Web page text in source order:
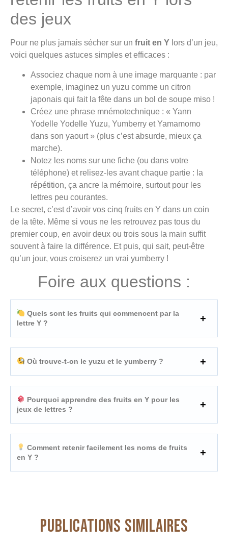
des jeux
Pour ne plus jamais sécher sur un fruit en Y lors d’un jeu,
voici quelques astuces simples et efficaces :
Associez chaque nom à une image marquante : par
exemple, imaginez un yuzu comme un citron
japonais qui fait la fête dans un bol de soupe miso !
Créez une phrase mnémotechnique : « Yann
Yodelle Yodelle Yuzu, Yumberry et Yamamomo
dans son yaourt » (plus c’est absurde, mieux ça
marche).
Notez les noms sur une fiche (ou dans votre
téléphone) et relisez-les avant chaque partie : la
répétition, ça ancre la mémoire, surtout pour les
lettres peu courantes.
Le secret, c’est d’avoir vos cinq fruits en Y dans un coin
de la tête. Même si vous ne les retrouvez pas tous du
premier coup, en avoir deux ou trois sous la main suffit
souvent à faire la différence. Et puis, qui sait, peut-être
qu’un jour, vous croiserez un vrai yumberry !
Foire aux questions :
Quels sont les fruits qui commencent par la
lettre Y ?
Où trouve-t-on le yuzu et le yumberry ?
Pourquoi apprendre des fruits en Y pour les
jeux de lettres ?
Comment retenir facilement les noms de fruits
en Y ?
Publications similaires